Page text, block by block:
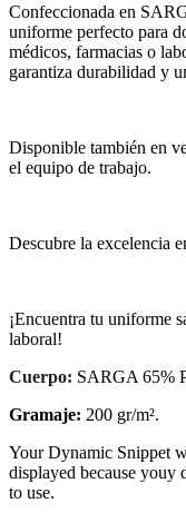
Confeccionada en
uniforme perfecto para
médicos, farmacias o
garantiza durabilidad y
Disponible también en
el equipo de trabajo.
Descubre la excelencia
¡Encuentra tu uniforme
laboral!
Cuerpo: SARGA 65%
Gramaje: 200 gr/m².
Your Dynamic Snippet
displayed because youy
to use.